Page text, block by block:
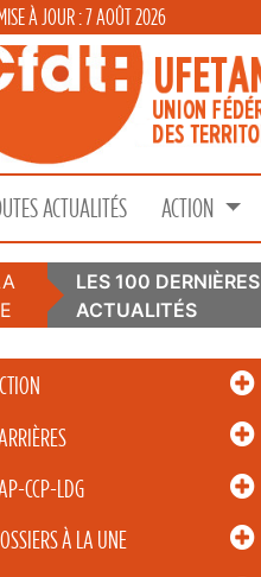
MISE À JOUR : 7 AOÛT 2026
ACTUALITÉS ACTION
LES 100 DERNIÈRES
ACTUALITÉS
CCP-LDG
À LA UNE